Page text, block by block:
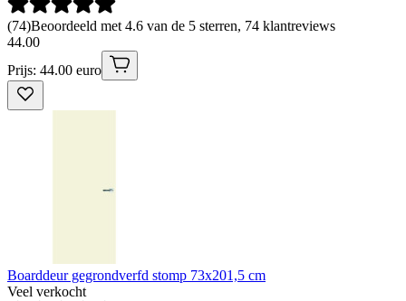
(74)Beoordeeld met 4.6 van de 5 sterren, 74 klantreviews
44.00
Prijs: 44.00 euro
Boarddeur gegrondverfd stomp 73x201,5 cm
Veel verkocht